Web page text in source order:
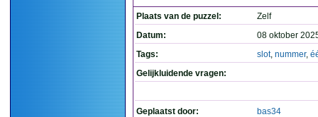
Plaats van de puzzel:
Zelf
Datum:
08 oktober
Tags:
slot, nummer,
Gelijkluidende vragen:
Geplaatst door: bas34